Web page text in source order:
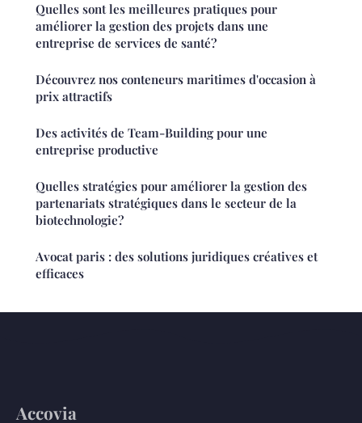
Quelles sont les meilleures pratiques pour
améliorer la gestion des projets dans une
entreprise de services de santé?
Découvrez nos conteneurs maritimes d'occasion à
prix attractifs
Des activités de Team-Building pour une
entreprise productive
Quelles stratégies pour améliorer la gestion des
partenariats stratégiques dans le secteur de la
biotechnologie?
Avocat paris : des solutions juridiques créatives et
efficaces
Accovia